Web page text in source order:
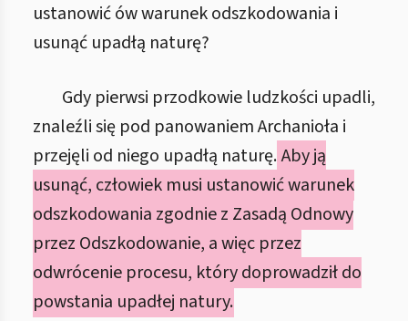
ustanowić ów warunek odszkodowania i
usunąć upadłą naturę?
Gdy pierwsi przodkowie ludzkości upadli,
znaleźli się pod panowaniem Archanioła i
przejęli od niego upadłą naturę.Aby ją
usunąć, człowiek musi ustanowić warunek
odszkodowania zgodnie z Zasadą Odnowy
przez Odszkodowanie, a więc przez
odwrócenie procesu, który doprowadził do
powstania upadłej natury.